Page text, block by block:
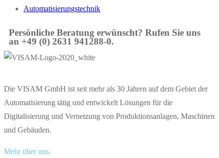
Automatisierungstechnik
Persönliche Beratung erwünscht? Rufen Sie uns
an +49 (0) 2631 941288-0.
Die VISAM GmbH ist seit mehr als 30 Jahren auf dem Gebiet der
Automatisierung tätig und entwickelt Lösungen für die
Digitalisierung und Vernetzung von Produktionsanlagen, Maschinen
und Gebäuden.
Mehr über uns.